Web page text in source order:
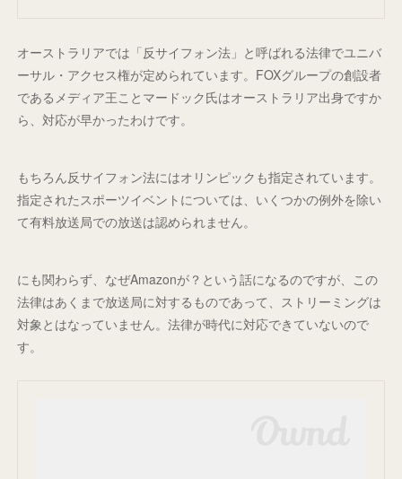
オーストラリアでは「反サイフォン法」と呼ばれる法律でユニバ
ーサル・アクセス権が定められています。FOXグループの創設者
であるメディア王ことマードック氏はオーストラリア出身ですか
ら、対応が早かったわけです。
もちろん反サイフォン法にはオリンピックも指定されています。
指定されたスポーツイベントについては、いくつかの例外を除い
て有料放送局での放送は認められません。
にも関わらず、なぜAmazonが？という話になるのですが、この
法律はあくまで放送局に対するものであって、ストリーミングは
対象とはなっていません。法律が時代に対応できていないので
す。